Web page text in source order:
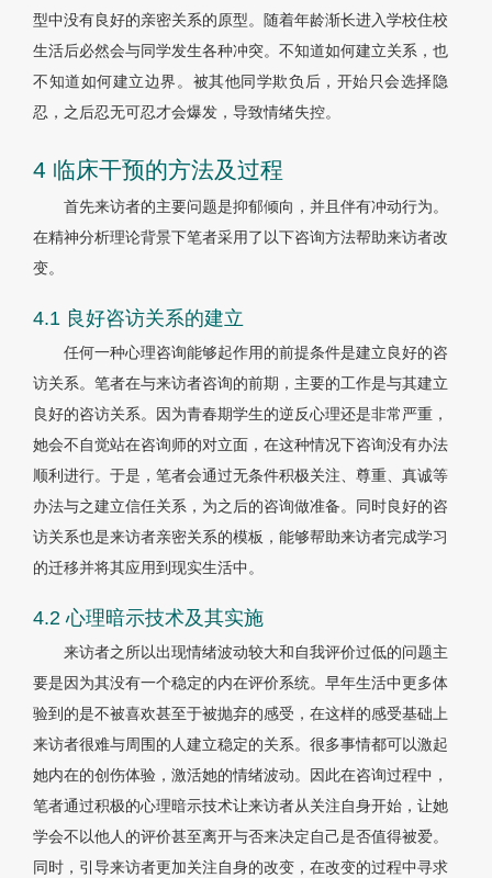
型中没有良好的亲密关系的原型。随着年龄渐长进入学校住校
生活后必然会与同学发生各种冲突。不知道如何建立关系，也
不知道如何建立边界。被其他同学欺负后，开始只会选择隐
忍，之后忍无可忍才会爆发，导致情绪失控。
4 临床干预的方法及过程
首先来访者的主要问题是抑郁倾向，并且伴有冲动行为。
在精神分析理论背景下笔者采用了以下咨询方法帮助来访者改
变。
4.1 良好咨访关系的建立
任何一种心理咨询能够起作用的前提条件是建立良好的咨
访关系。笔者在与来访者咨询的前期，主要的工作是与其建立
良好的咨访关系。因为青春期学生的逆反心理还是非常严重，
她会不自觉站在咨询师的对立面，在这种情况下咨询没有办法
顺利进行。于是，笔者会通过无条件积极关注、尊重、真诚等
办法与之建立信任关系，为之后的咨询做准备。同时良好的咨
访关系也是来访者亲密关系的模板，能够帮助来访者完成学习
的迁移并将其应用到现实生活中。
4.2 心理暗示技术及其实施
来访者之所以出现情绪波动较大和自我评价过低的问题主
要是因为其没有一个稳定的内在评价系统。早年生活中更多体
验到的是不被喜欢甚至于被抛弃的感受，在这样的感受基础上
来访者很难与周围的人建立稳定的关系。很多事情都可以激起
她内在的创伤体验，激活她的情绪波动。因此在咨询过程中，
笔者通过积极的心理暗示技术让来访者从关注自身开始，让她
学会不以他人的评价甚至离开与否来决定自己是否值得被爱。
同时，引导来访者更加关注自身的改变，在改变的过程中寻求